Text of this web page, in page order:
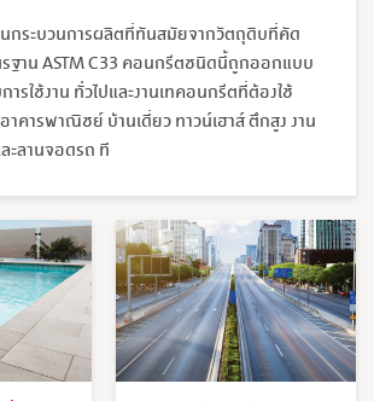
กระบวนการผลิตที่ทันสมัยจากวัตถุดิบที่คัด
าน ASTM C33 คอนกรีตชนิดนี้ถูกออกแบบ
ารใช้งาน ทั่วไปและงานเทคอนกรีตที่ต้องใช้
คารพาณิชย์ บ้านเดี่ยว ทาวน์เฮาส์ ตึกสูง งาน
ะลานจอดรถ ที